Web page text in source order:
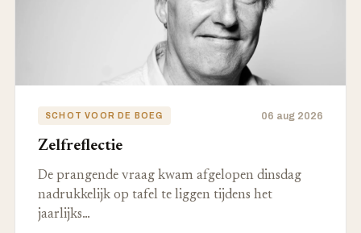
SCHOT VOOR DE BOEG 06 aug 2026
Zelfreflectie
De prangende vraag kwam afgelopen dinsdag
nadrukkelijk op tafel te liggen tijdens het
jaarlijks…